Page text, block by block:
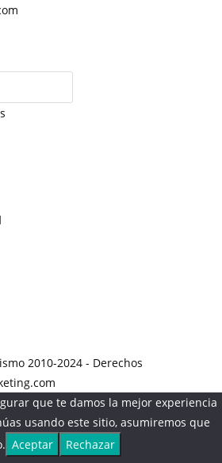
2010-2024 - Derechos
que te damos la mejor experiencia
usando este sitio, asumiremos que
Aceptar
Rechazar